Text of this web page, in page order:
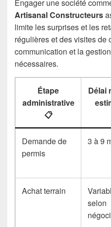
Engager une société
Artisanal Constructeurs
limite les surprises et les
régulières et des visites de
communication et la
nécessaires.
Étape
administrative
📋
Délai
Demande de
permis
3 à 9
Achat terrain
selon